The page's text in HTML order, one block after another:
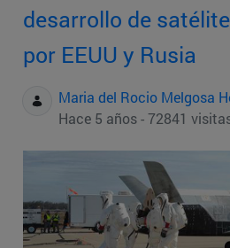
desarrollo de
por EEUU y Rusia
Maria del Rocio Melgosa
Hace 5 años - 72841